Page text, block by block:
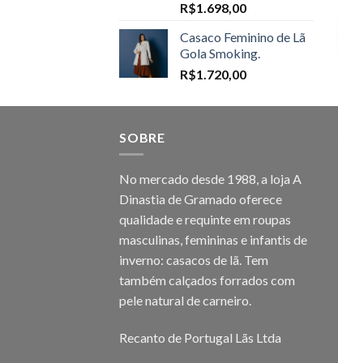
R$1.698,00Price
R$1.598,00
through
R$1.698,00
Casaco Feminino de Lã
Gola Smoking.
R$1.720,00
SOBRE
No mercado desde 1988, a loja A
Dinastia de Gramado oferece
qualidade e requinte em roupas
masculinas, femininas e infantis de
inverno: casacos de lã. Tem
também calçados forrados com
pele natural de carneiro.
Recanto de Portugal Lãs Ltda